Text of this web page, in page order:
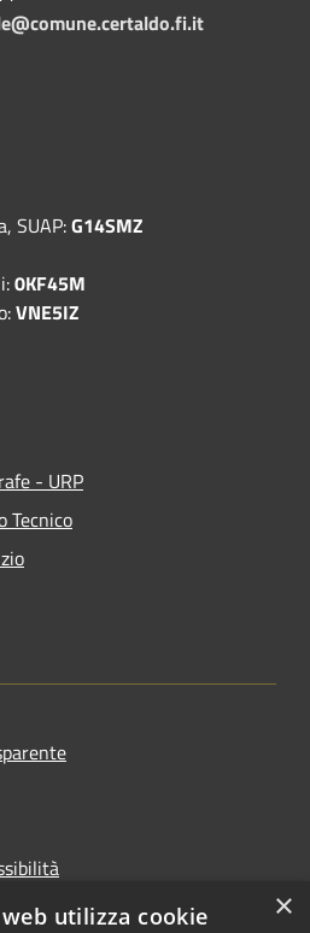
SUAP:G14SMZ
0KF45M
VNE5IZ
- URP
Tecnico
×
utilizza cookie